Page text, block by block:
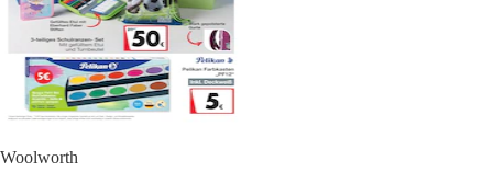
Woolworth